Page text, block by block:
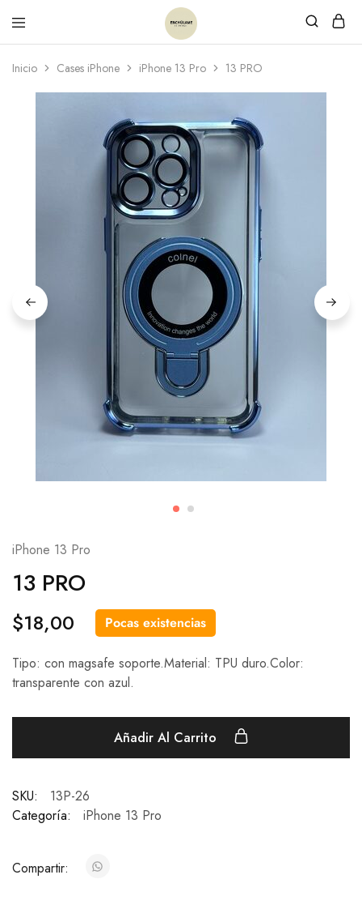
Inicio Cases iPhone iPhone 13 Pro 13 PRO
iPhone 13 Pro
13 PRO
$18,00 Pocas existencias
Tipo: con magsafe soporte.Material: TPU duro.Color:
transparente con azul.
Añadir Al Carrito
SKU:
13P-26
Categoría:
iPhone 13 Pro
Compartir: